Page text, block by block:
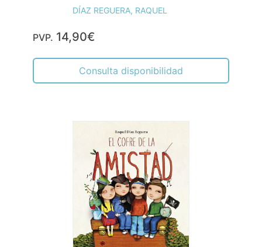
DÍAZ REGUERA, RAQUEL
PVP. 14,90€
Consulta disponibilidad